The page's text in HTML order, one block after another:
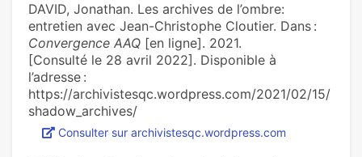
DAVID, Jonathan. Les archives de l’ombre:
entretien avec Jean-Christophe Cloutier. Dans :
Convergence AAQ [en ligne]. 2021.
[Consulté le 28 avril 2022]. Disponible à
l’adresse :
https://archivistesqc.wordpress.com/2021/02/15/
shadow_archives/
Consulter sur archivistesqc.wordpress.com